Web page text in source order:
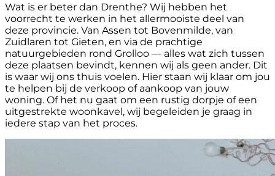
Wat is er beter dan Drenthe? Wij hebben het
voorrecht te werken in het allermooiste deel van
deze provincie. Van Assen tot Bovenmilde, van
Zuidlaren tot Gieten, en via de prachtige
natuurgebieden rond Grolloo — alles wat zich tussen
deze plaatsen bevindt, kennen wij als geen ander. Dit
is waar wij ons thuis voelen. Hier staan wij klaar om jou
te helpen bij de verkoop of aankoop van jouw
woning. Of het nu gaat om een rustig dorpje of een
uitgestrekte woonkavel, wij begeleiden je graag in
iedere stap van het proces.